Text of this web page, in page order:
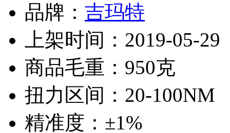
品牌： 吉玛特
上架时间：2019-05-29
商品毛重：950克
扭力区间：20-100NM
精准度：±1%